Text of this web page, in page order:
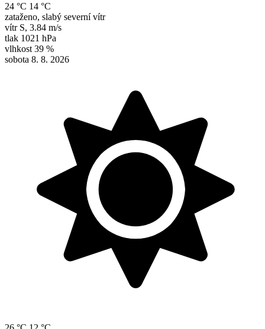
24 °C 14 °C
zataženo, slabý severní vítr
vítr S, 3.84 m/s
tlak 1021 hPa
vlhkost 39 %
sobota 8. 8. 2026